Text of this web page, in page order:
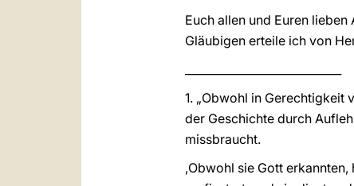
Euch allen und Euren
Gläubigen erteile ich von
1. „Obwohl in Gerechtigkeit
der Geschichte durch
missbraucht.
‚Obwohl sie Gott